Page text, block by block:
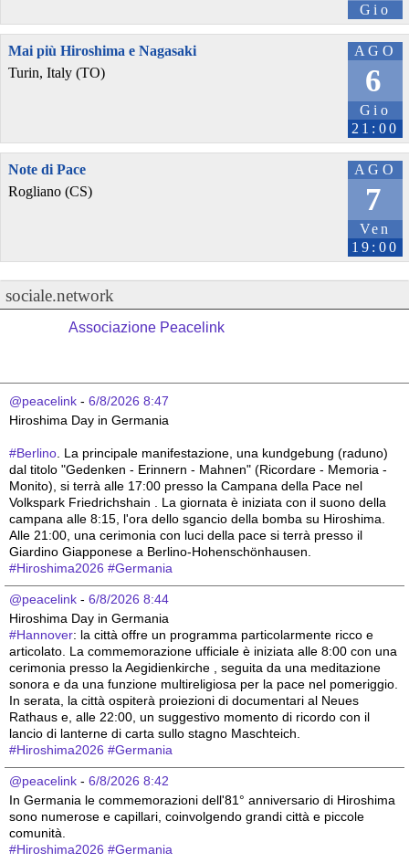
Gio
AGO
6
Gio
21:00
Mai più Hiroshima e Nagasaki
Turin, Italy (TO)
AGO
7
Ven
19:00
Note di Pace
Rogliano (CS)
sociale.network
Associazione Peacelink
@peacelink - 6/8/2026 8:47
Hiroshima Day in Germania
#Berlino . La principale manifestazione, una kundgebung (raduno)
dal titolo "Gedenken - Erinnern - Mahnen" (Ricordare - Memoria -
Monito), si terrà alle 17:00 presso la Campana della Pace nel
Volkspark Friedrichshain . La giornata è iniziata con il suono della
campana alle 8:15, l'ora dello sgancio della bomba su Hiroshima.
Alle 21:00, una cerimonia con luci della pace si terrà presso il
Giardino Giapponese a Berlino-Hohenschönhausen.
#Hiroshima2026 #Germania
@peacelink - 6/8/2026 8:44
Hiroshima Day in Germania
#Hannover: la città offre un programma particolarmente ricco e
articolato. La commemorazione ufficiale è iniziata alle 8:00 con una
cerimonia presso la Aegidienkirche , seguita da una meditazione
sonora e da una funzione multireligiosa per la pace nel pomeriggio.
In serata, la città ospiterà proiezioni di documentari al Neues
Rathaus e, alle 22:00, un suggestivo momento di ricordo con il
lancio di lanterne di carta sullo stagno Maschteich.
#Hiroshima2026 #Germania
@peacelink - 6/8/2026 8:42
In Germania le commemorazioni dell'81° anniversario di Hiroshima
sono numerose e capillari, coinvolgendo grandi città e piccole
comunità.
#Hiroshima2026 #Germania